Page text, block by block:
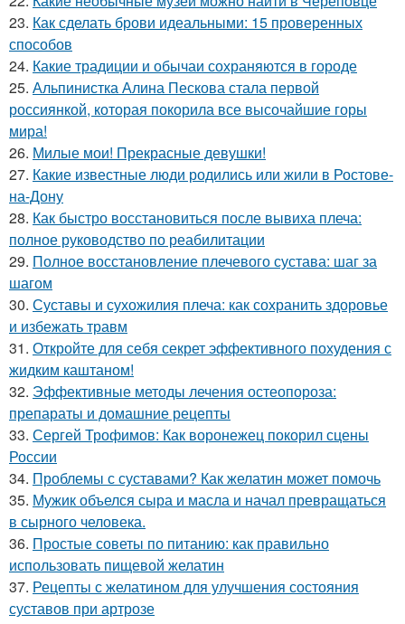
23. Как сделать брови идеальными: 15 проверенных
способов
24. Какие традиции и обычаи сохраняются в городе
25. Альпинистка Алина Пескова стала первой
россиянкой, которая покорила все высочайшие горы
мира!
26. Милые мои! Прекрасные девушки!
27. Какие известные люди родились или жили в Ростове-
на-Дону
28. Как быстро восстановиться после вывиха плеча:
полное руководство по реабилитации
29. Полное восстановление плечевого сустава: шаг за
шагом
30. Суставы и сухожилия плеча: как сохранить здоровье
и избежать травм
31. Откройте для себя секрет эффективного похудения с
жидким каштаном!
32. Эффективные методы лечения остеопороза:
препараты и домашние рецепты
33. Сергей Трофимов: Как воронежец покорил сцены
России
34. Проблемы с суставами? Как желатин может помочь
35. Мужик объелся сыра и масла и начал превращаться
в сырного человека.
36. Простые советы по питанию: как правильно
использовать пищевой желатин
37. Рецепты с желатином для улучшения состояния
суставов при артрозе